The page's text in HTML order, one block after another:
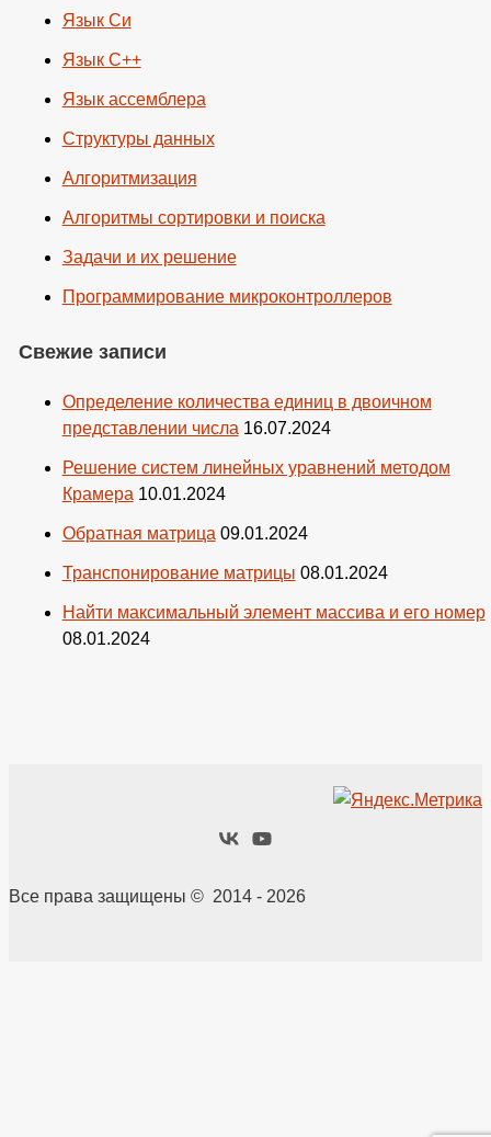
Язык Си
Язык C++
Язык ассемблера
Структуры данных
Алгоритмизация
Алгоритмы сортировки и поиска
Задачи и их решение
Программирование микроконтроллеров
Свежие записи
Определение количества единиц в двоичном
представлении числа 16.07.2024
Решение систем линейных уравнений методом
Крамера 10.01.2024
Обратная матрица 09.01.2024
Транспонирование матрицы 08.01.2024
Найти максимальный элемент массива и его номер
08.01.2024
Все права защищены © 2014 - 2026